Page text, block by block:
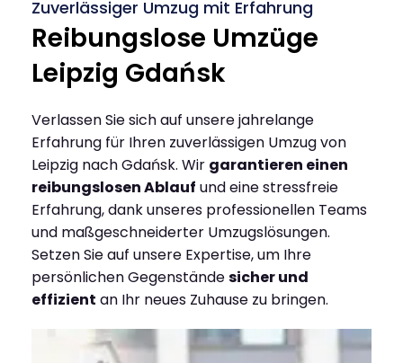
Zuverlässiger Umzug mit Erfahrung
Reibungslose Umzüge
Leipzig Gdańsk
Verlassen Sie sich auf unsere jahrelange
Erfahrung für Ihren zuverlässigen Umzug von
Leipzig nach Gdańsk. Wir garantieren einen
reibungslosen Ablauf und eine stressfreie
Erfahrung, dank unseres professionellen Teams
und maßgeschneiderter Umzugslösungen.
Setzen Sie auf unsere Expertise, um Ihre
persönlichen Gegenständesicher und
effizient an Ihr neues Zuhause zu bringen.